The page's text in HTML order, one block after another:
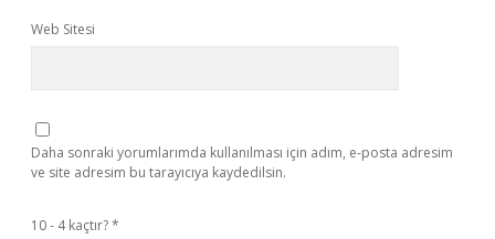
Web Sitesi
Daha sonraki yorumlarımda kullanılması için adım, e-posta adresim
ve site adresim bu tarayıcıya kaydedilsin.
10 - 4 kaçtır?*